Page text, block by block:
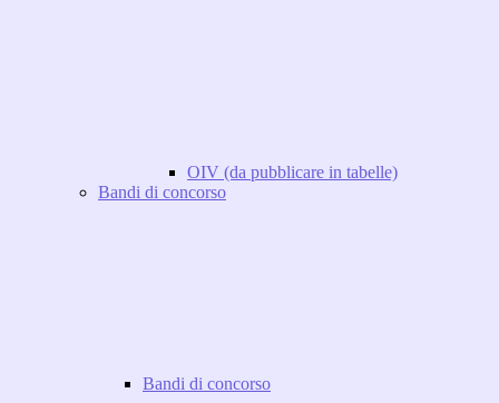
OIV (da pubblicare in tabelle)
Bandi di concorso
Bandi di concorso